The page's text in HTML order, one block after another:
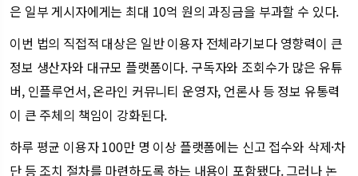
은 일부 게시자에게는 최대 10억 원의 과징금을 부과할 수 있다.
이번 법의 직접적 대상은 일반 이용자 전체라기보다 영향력이 큰
정보 생산자와 대규모 플랫폼이다. 구독자와 조회수가 많은 유튜
버, 인플루언서, 온라인 커뮤니티 운영자, 언론사 등 정보 유통력
이 큰 주체의 책임이 강화된다.
하루 평균 이용자 100만 명 이상 플랫폼에는 신고 접수와 삭제·차
단 등 조치 절차를 마련하도록 하는 내용이 포함됐다. 그러나 논